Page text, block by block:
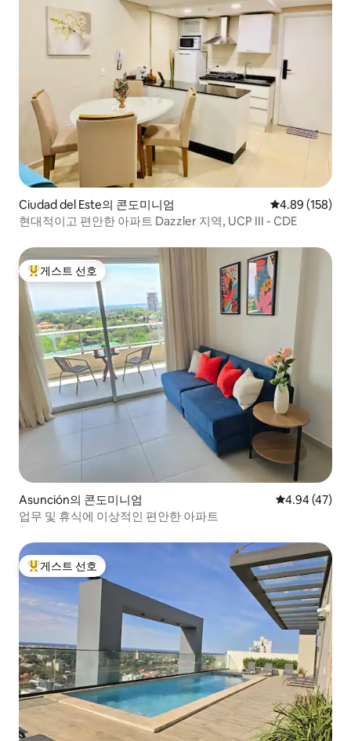
Ciudad del Este의 콘도미니엄 평점 4.89점(5
4.89 (158)
현대적이고 편안한 아파트 Dazzler 지역, UCP III - CDE
상위 게스트 선호
게스트 선호
Asunción의 콘도미니엄 평점 4.94점(5
4.94 (47)
업무 및 휴식에 이상적인 편안한 아파트
상위 게스트 선호
게스트 선호